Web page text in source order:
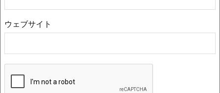
ウェブサイト